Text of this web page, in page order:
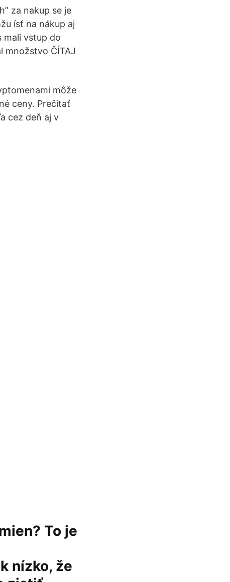
za nakup se je
ísť na nákup aj
mali vstup do
množstvo ČÍTAJ
môže
ceny. Prečítať
cez deň aj v
To je
nízko, že